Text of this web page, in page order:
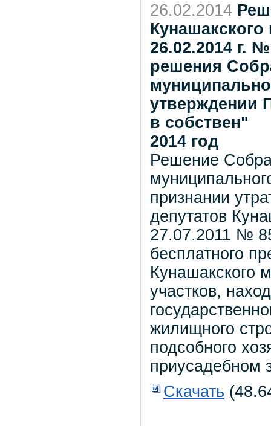
26.02.2014
26.02.2014 г.
решения
утверждении
в собствен"
2014 год
Решение
признании
депутатов
27.07.2011 №
бесплатного
Кунашакского
участков,
жилищного
подсобного
приусадебном
Скачать